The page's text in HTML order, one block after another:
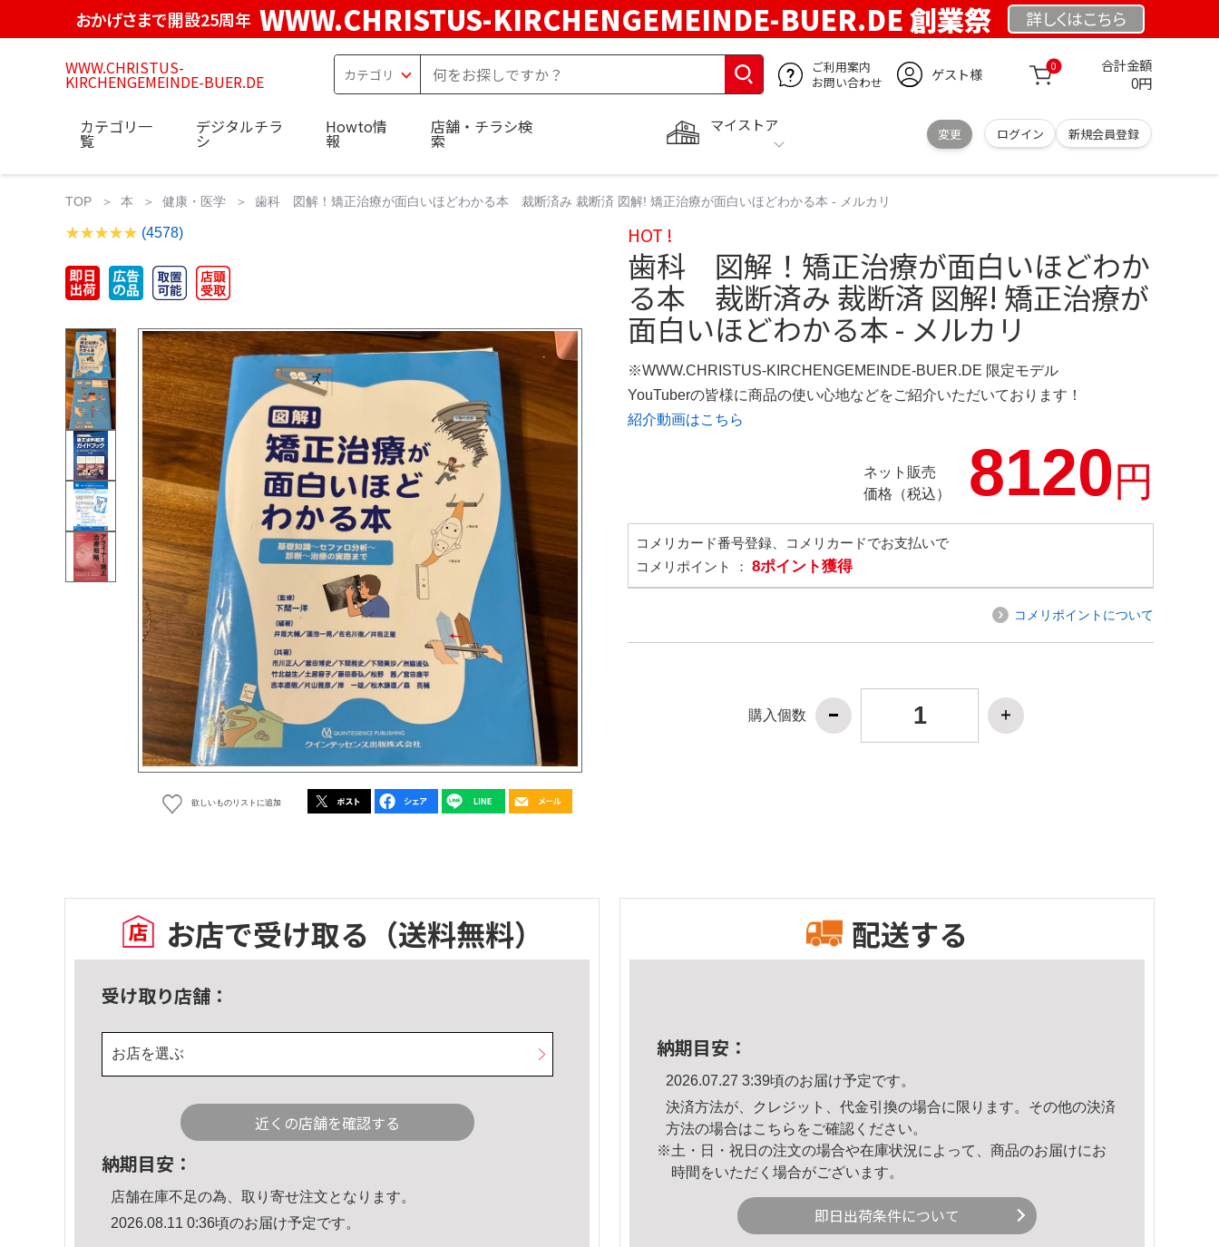
おかげさまで開設25周年 WWW.CHRISTUS-KIRCHENGEMEINDE-BUER.DE 創業祭 詳しくはこちら
WWW.CHRISTUS-
KIRCHENGEMEINDE-BUER.DE
ご利用案内
お問い合わせ
ゲスト様 0 合計金額
0円
マイストア
変更 ログイン 新規会員登録
カテゴリ一
覧
デジタルチラ
シ
Howto情
報
店舗・チラシ検
索
TOP 本 健康・医学 歯科 図解！矯正治療が面白いほどわかる本 裁断済み 裁断済 図解! 矯正治療が面白いほどわかる本 - メルカリ
(4578)
欲しいものリストに追加
HOT !
歯科 図解！矯正治療が面白いほどわか
る本 裁断済み 裁断済 図解! 矯正治療が
面白いほどわかる本 - メルカリ
※WWW.CHRISTUS-KIRCHENGEMEINDE-BUER.DE 限定モデル
YouTuberの皆様に商品の使い心地などをご紹介いただいております！
紹介動画はこちら
ネット販売
価格（税込）
8120円
コメリカード番号登録、コメリカードでお支払いで
コメリポイント ： 8ポイント獲得
コメリポイントについて
購入個数
お店で受け取る （送料無料）
受け取り店舗：
お店を選ぶ
近くの店舗を確認する
納期目安：
店舗在庫不足の為、取り寄せ注文となります。
2026.08.11 0:36頃のお届け予定です。
配送する
納期目安：
2026.07.27 3:39頃のお届け予定です。
決済方法が、クレジット、代金引換の場合に限ります。その他の決済
方法の場合はこちら をご確認ください。
※土・日・祝日の注文の場合や在庫状況によって、商品のお届けにお
時間をいただく場合がございます。
即日出荷条件について